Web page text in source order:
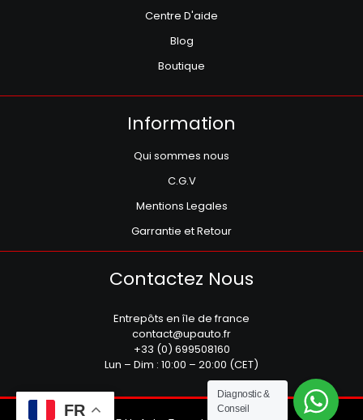
Centre D'aide
Blog
Boutique
Information
Qui sommes nous
C.G.V
Mentions Legales
Garrantie et Retour
Contactez Nous
Entrepôts en île de france
contact@upauto.fr
+33 (0) 699508160
Lun – Dim : 10:00 – 20:00 (CET)
FR
Diagnostic &
Conseil